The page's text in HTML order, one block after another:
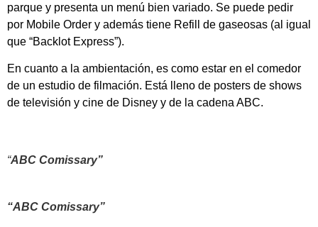
parque y presenta un menú bien variado. Se puede pedir
por Mobile Order y además tiene Refill de gaseosas (al igual
que “Backlot Express”).
En cuanto a la ambientación, es como estar en el comedor
de un estudio de filmación. Está lleno de posters de shows
de televisión y cine de Disney y de la cadena ABC.
“ABC Comissary”
“ABC Comissary”